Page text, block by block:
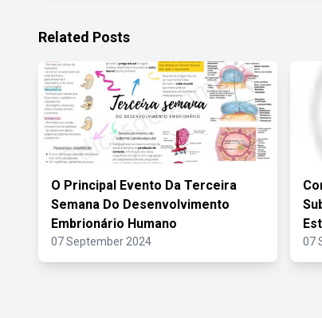
Related Posts
O Principal Evento Da Terceira
Semana Do Desenvolvimento
Embrionário Humano
07 September 2024 07